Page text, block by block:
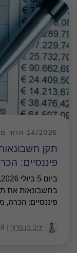
פיננסיים:
14/2026 חוזר מקצועי
פיננסיים: הכרה,
יניב בן ברוך | 8 דק' קריאה